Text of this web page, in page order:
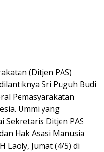
(Ditjen PAS)
Sri Puguh Budi
Pemasyarakatan
Ummi yang
Sekretaris Ditjen PAS
Hak Asasi Manusia
Laoly, Jumat (4/5) di